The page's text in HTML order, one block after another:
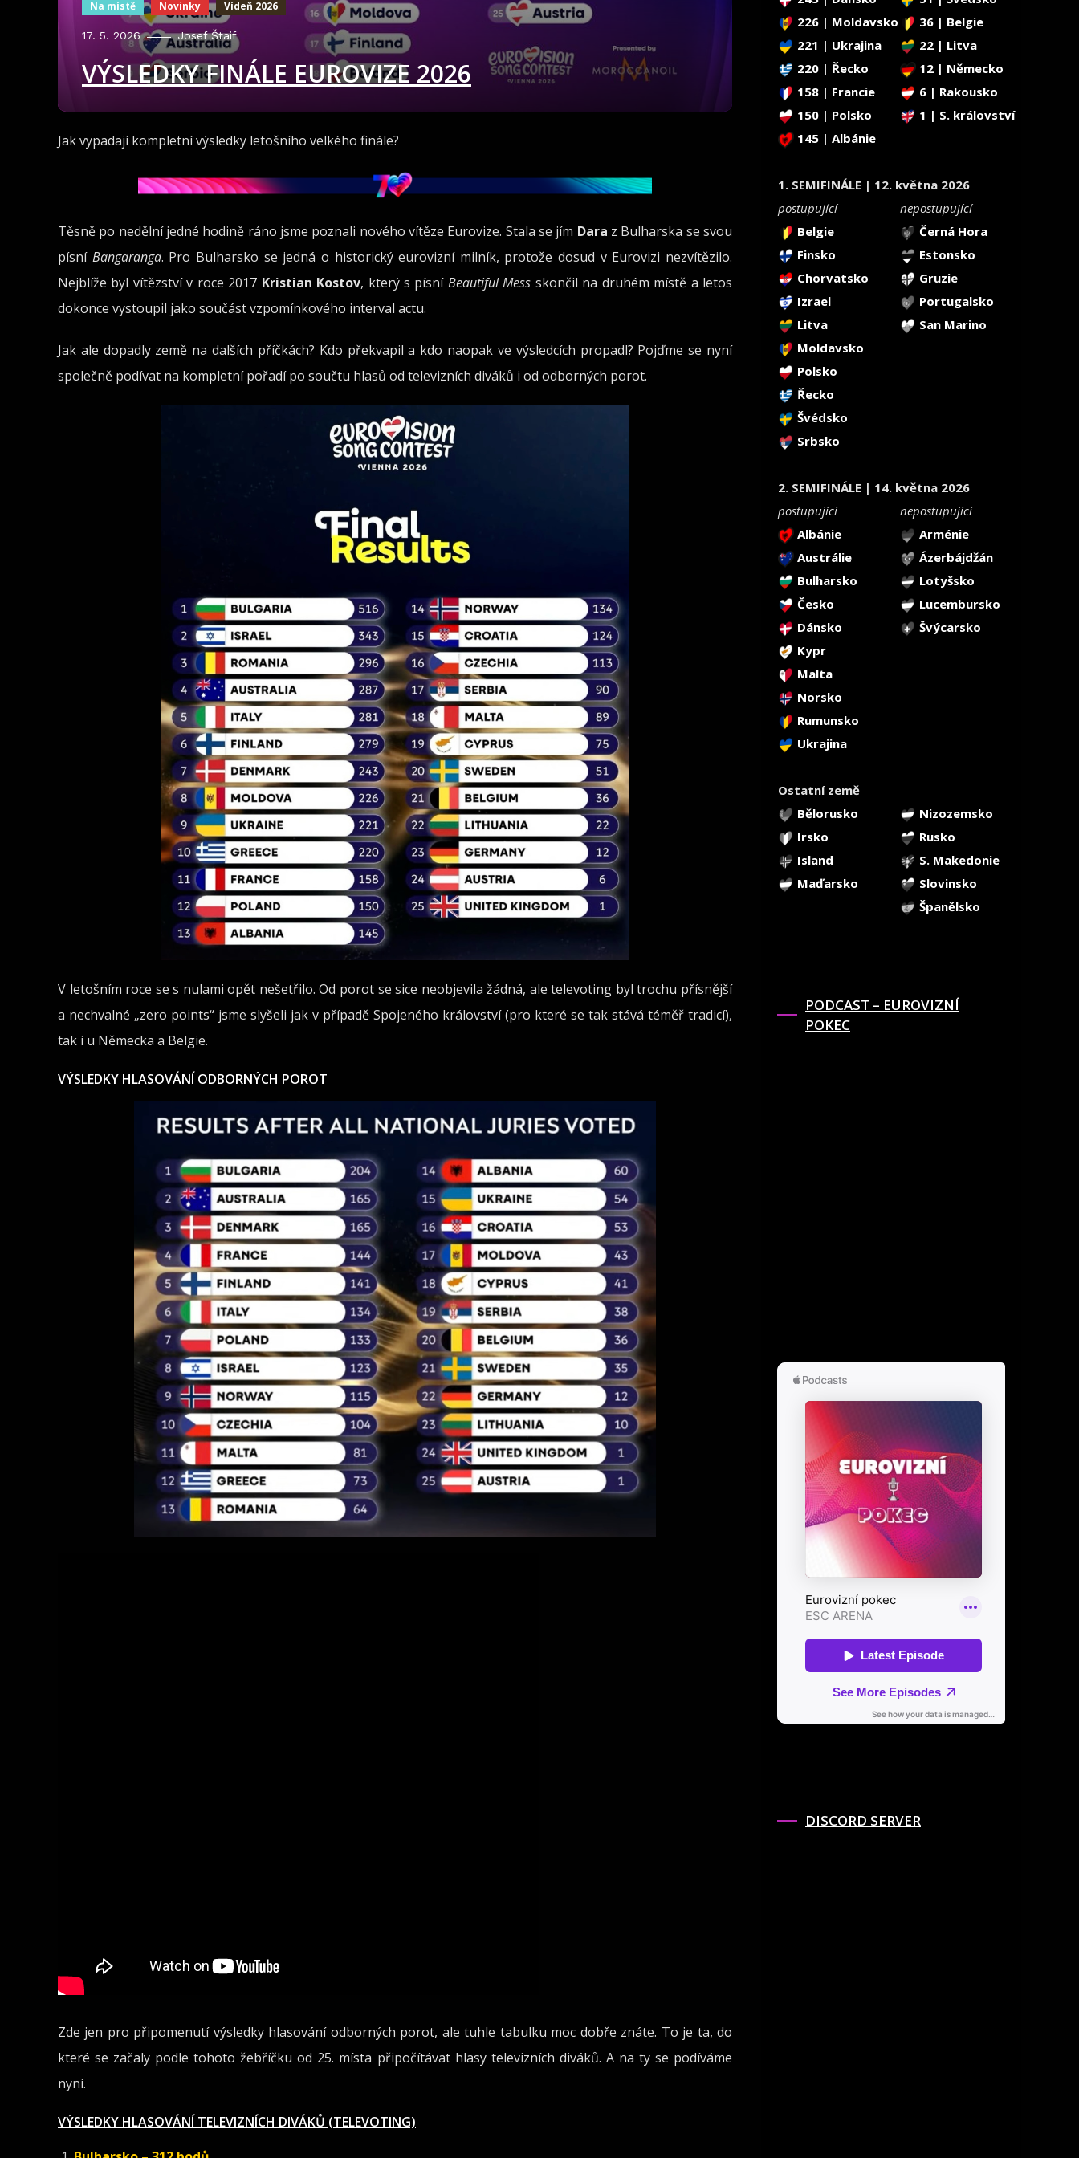
Na místě Novinky Vídeň 2026
17. 5. 2026 Josef Štaif
VÝSLEDKY FINÁLE EUROVIZE 2026
Jak vypadají kompletní výsledky letošního velkého finále?
Těsně po nedělní jedné hodině ráno jsme poznali nového vítěze Eurovize. Stala se jím Dara z Bulharska se svou
písní Bangaranga. Pro Bulharsko se jedná o historický eurovizní milník, protože dosud v Eurovizi nezvítězilo.
Nejblíže byl vítězství v roce 2017 Kristian Kostov, který s písní Beautiful Mess skončil na druhém místě a letos
dokonce vystoupil jako součást vzpomínkového interval actu.
Jak ale dopadly země na dalších příčkách? Kdo překvapil a kdo naopak ve výsledcích propadl? Pojďme se nyní
společně podívat na kompletní pořadí po součtu hlasů od televizních diváků i od odborných porot.
V letošním roce se s nulami opět nešetřilo. Od porot se sice neobjevila žádná, ale televoting byl trochu přísnější
a nechvalné „zero points“ jsme slyšeli jak v případě Spojeného království (pro které se tak stává téměř tradicí),
tak i u Německa a Belgie.
VÝSLEDKY HLASOVÁNÍ ODBORNÝCH POROT
Zde jen pro připomenutí výsledky hlasování odborných porot, ale tuhle tabulku moc dobře znáte. To je ta, do
které se začaly podle tohoto žebříčku od 25. místa připočítávat hlasy televizních diváků. A na ty se podíváme
nyní.
VÝSLEDKY HLASOVÁNÍ TELEVIZNÍCH DIVÁKŮ (TELEVOTING)
226 | Moldavsko
36 | Belgie
221 | Ukrajina
22 | Litva
220 | Řecko
12 | Německo
158 | Francie
6 | Rakousko
150 | Polsko
1 | S. království
145 | Albánie
1. SEMIFINÁLE | 12. května 2026
postupující
nepostupující
Belgie
Černá Hora
Finsko
Estonsko
Chorvatsko
Gruzie
Izrael
Portugalsko
Litva
San Marino
Moldavsko
Polsko
Řecko
Švédsko
Srbsko
2. SEMIFINÁLE | 14. května 2026
postupující
nepostupující
Albánie
Arménie
Austrálie
Ázerbájdžán
Bulharsko
Lotyšsko
Česko
Lucembursko
Dánsko
Švýcarsko
Kypr
Malta
Norsko
Rumunsko
Ukrajina
Ostatní země
Bělorusko
Nizozemsko
Irsko
Rusko
Island
S. Makedonie
Maďarsko
Slovinsko
Španělsko
PODCAST – EUROVIZNÍ
POKEC
DISCORD SERVER